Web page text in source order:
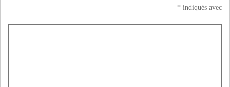
indiqués avec
*